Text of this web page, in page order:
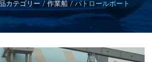
術を持っています。
カテゴリー / 作業船 / パトロールボート